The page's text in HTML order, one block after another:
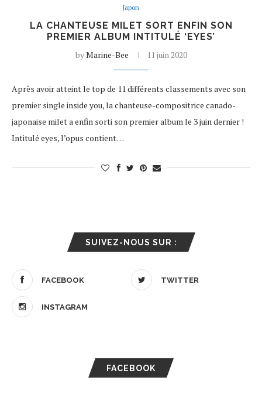
Japon
LA CHANTEUSE MILET SORT ENFIN SON
PREMIER ALBUM INTITULÉ ‘EYES’
byMarine-Bee 11 juin 2020
Après avoir atteint le top de 11 différents classements avec son
premier single inside you, la chanteuse-compositrice canado-
japonaise milet a enfin sorti son premier album le 3 juin dernier !
Intitulé eyes, l’opus contient…
SUIVEZ-NOUS SUR :
FACEBOOK TWITTER
INSTAGRAM
FACEBOOK